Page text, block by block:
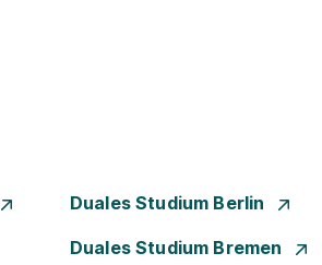
Duales Studium Berlin
Duales Studium Bremen